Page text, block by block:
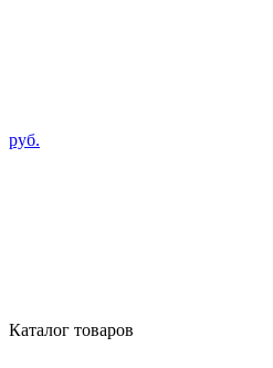
руб.
Каталог товаров